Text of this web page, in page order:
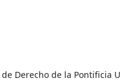
Derecho de la Pontificia